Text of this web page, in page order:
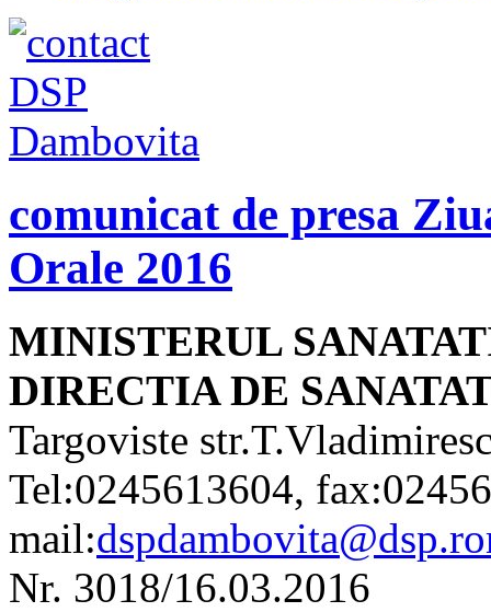
comunicat de presa
Orale 2016
MINISTERUL
DIRECTIA DE
Targoviste
Tel:0245613604,
mail:
Nr. 3018/16.03.2016